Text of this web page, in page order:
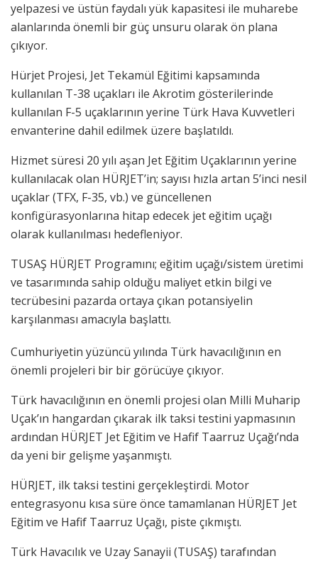
yelpazesi ve üstün faydalı yük kapasitesi ile muharebe
alanlarında önemli bir güç unsuru olarak ön plana
çıkıyor.
Hürjet Projesi, Jet Tekamül Eğitimi kapsamında
kullanılan T-38 uçakları ile Akrotim gösterilerinde
kullanılan F-5 uçaklarının yerine Türk Hava Kuvvetleri
envanterine dahil edilmek üzere başlatıldı.
Hizmet süresi 20 yılı aşan Jet Eğitim Uçaklarının yerine
kullanılacak olan HÜRJET’in; sayısı hızla artan 5’inci nesil
uçaklar (TFX, F-35, vb.) ve güncellenen
konfigürasyonlarına hitap edecek jet eğitim uçağı
olarak kullanılması hedefleniyor.
TUSAŞ HÜRJET Programını; eğitim uçağı/sistem üretimi
ve tasarımında sahip olduğu maliyet etkin bilgi ve
tecrübesini pazarda ortaya çıkan potansiyelin
karşılanması amacıyla başlattı.
Cumhuriyetin yüzüncü yılında Türk havacılığının en
önemli projeleri bir bir görücüye çıkıyor.
Türk havacılığının en önemli projesi olan Milli Muharip
Uçak’ın hangardan çıkarak ilk taksi testini yapmasının
ardından HÜRJET Jet Eğitim ve Hafif Taarruz Uçağı’nda
da yeni bir gelişme yaşanmıştı.
HÜRJET, ilk taksi testini gerçekleştirdi. Motor
entegrasyonu kısa süre önce tamamlanan HÜRJET Jet
Eğitim ve Hafif Taarruz Uçağı, piste çıkmıştı.
Türk Havacılık ve Uzay Sanayii (TUSAŞ) tarafından